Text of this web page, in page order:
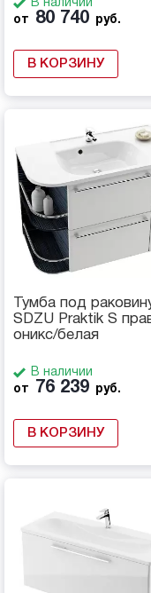
В наличии
от
80 740 руб.
В КОРЗИНУ
Тумба под
SDZU Praktik S
оникс/белая
В наличии
от
76 239 руб.
В КОРЗИНУ